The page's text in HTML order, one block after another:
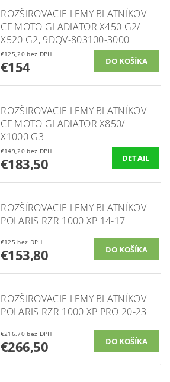
ROZŠIROVACIE LEMY BLATNÍKOV
CF MOTO GLADIATOR X450 G2/
X520 G2, 9DQV-803100-3000
€125,20 bez DPH
€154
ROZŠIROVACIE LEMY BLATNÍKOV
CF MOTO GLADIATOR X850/
X1000 G3
€149,20 bez DPH
€183,50 DETAIL
ROZŠÍROVACIE LEMY BLATNÍKOV
POLARIS RZR 1000 XP 14-17
€125 bez DPH
€153,80
ROZŠIROVACIE LEMY BLATNÍKOV
POLARIS RZR 1000 XP PRO 20-23
€216,70 bez DPH
€266,50